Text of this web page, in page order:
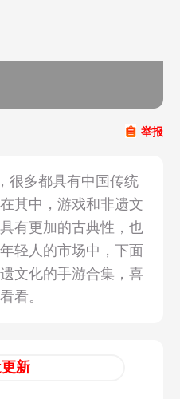
举报
很多都具有中国传统
其中，游戏和非遗文
有更加的古典性，也
轻人的市场中，下面
文化的手游合集，喜
看。
新